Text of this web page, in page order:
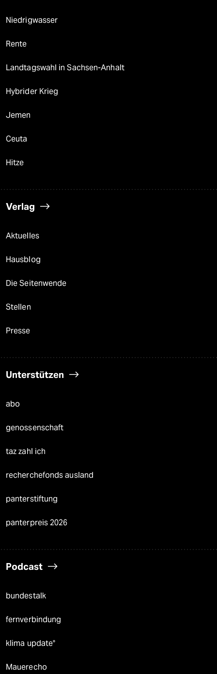
Niedrigwasser
Rente
Landtagswahl in Sachsen-Anhalt
Hybrider Krieg
Jemen
Ceuta
Hitze
Verlag
Aktuelles
Hausblog
Die Seitenwende
Stellen
Presse
Unterstützen
abo
genossenschaft
taz zahl ich
recherchefonds ausland
panterstiftung
panterpreis 2026
Podcast
bundestalk
fernverbindung
klima update°
Mauerecho